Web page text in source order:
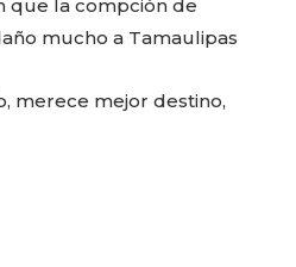
que la compción de
mucho a Tamaulipas
merece mejor destino,